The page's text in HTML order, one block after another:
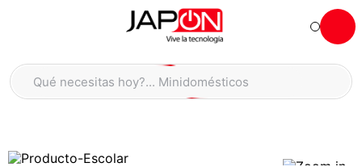
Hola... qué necesitas hoy?
Qué necesitas hoy?... Minidomésticos